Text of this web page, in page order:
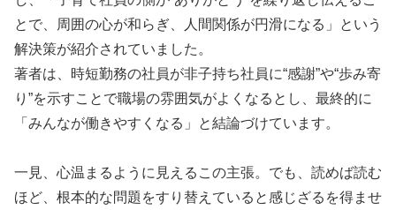
とで、周囲の心が和らぎ、人間関係が円滑になる」という
解決策が紹介されていました。
著者は、時短勤務の社員が非子持ち社員に“感謝”や“歩み寄
り”を示すことで職場の雰囲気がよくなるとし、最終的に
「みんなが働きやすくなる」と結論づけています。
一見、心温まるように見えるこの主張。でも、読めば読む
ほど、根本的な問題をすり替えていると感じざるを得ませ